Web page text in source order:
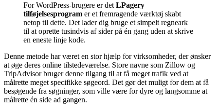
For WordPress-brugere er det LPagery
tilføjelsesprogram er et fremragende værktøj skabt
netop til dette. Det lader dig bruge et simpelt regneark
til at oprette tusindvis af sider på én gang uden at skrive
en eneste linje kode.
Denne metode har været en stor hjælp for virksomheder, der ønsker
at øge deres online tilstedeværelse. Store navne som Zillow og
TripAdvisor bruger denne tilgang til at få meget trafik ved at
målrette meget specifikke søgeord. Det gør det muligt for dem at få
besøgende fra søgninger, som ville være for dyre og langsomme at
målrette én side ad gangen.